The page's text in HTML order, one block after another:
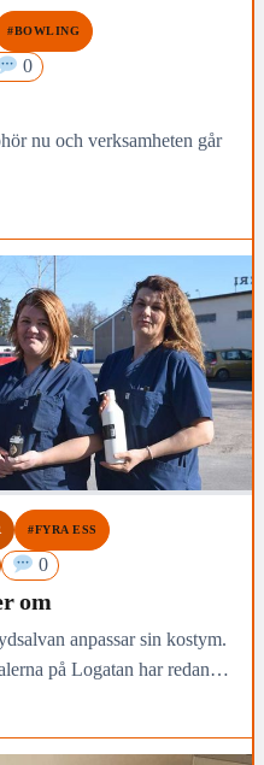
#BOWLING
0
nu och verksamheten går
#FYRA ESS
0
om
anpassar sin kostym.
på Logatan har redan